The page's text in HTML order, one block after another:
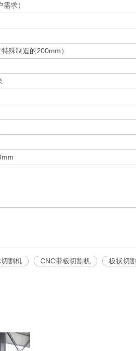
求）
殊制造的200mm）
割机 CNC带板切割机
板状切割